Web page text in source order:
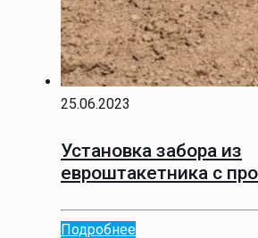
25.06.2023
Установка забора из
евроштакетника с
Подробнее